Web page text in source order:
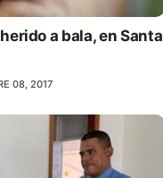
a bala, en Santa
08, 2017